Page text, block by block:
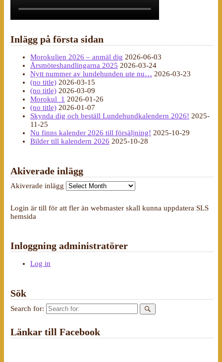
Inlägg på första sidan
Morokulien 2026 – anmäl dig 2026-06-03
Årsmöteshandlingarna 2025 2026-03-24
Nytt nummer av lundehunden ute nu… 2026-03-23
(no title) 2026-03-15
(no title) 2026-03-09
Morokul_1 2026-01-26
(no title) 2026-01-07
Skynda dig och beställ Lundehundkalendern 2026! 2025-
11-25
Nu finns kalender 2026 till försäljning! 2025-10-29
Bilder till kalendern 2026 2025-10-28
Akiverade inlägg
Akiverade inlägg
Login är till för att fler än webmaster skall kunna uppdatera SLS
hemsida
Inloggning administratörer
Log in
Sök
Search for:
Länkar till Facebook